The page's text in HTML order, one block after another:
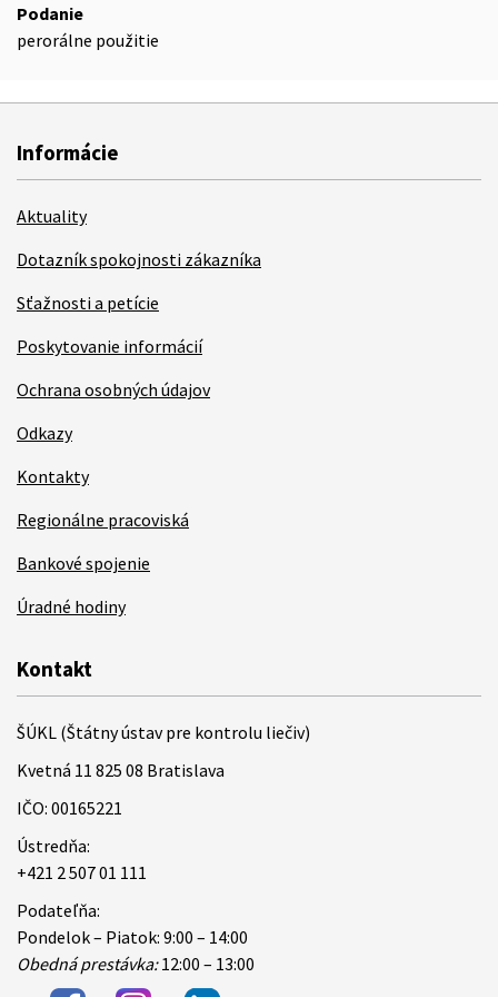
Podanie
perorálne použitie
Informácie
Aktuality
Dotazník spokojnosti zákazníka
Sťažnosti a petície
Poskytovanie informácií
Ochrana osobných údajov
Odkazy
Kontakty
Regionálne pracoviská
Bankové spojenie
Úradné hodiny
Kontakt
ŠÚKL (Štátny ústav pre kontrolu liečiv)
Kvetná 11 825 08 Bratislava
IČO: 00165221
Ústredňa:
+421 2 507 01 111
Podateľňa:
Pondelok – Piatok: 9:00 – 14:00
Obedná prestávka:12:00 – 13:00